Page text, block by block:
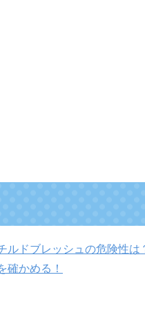
ルドブレッシュの危険性は
確かめる！